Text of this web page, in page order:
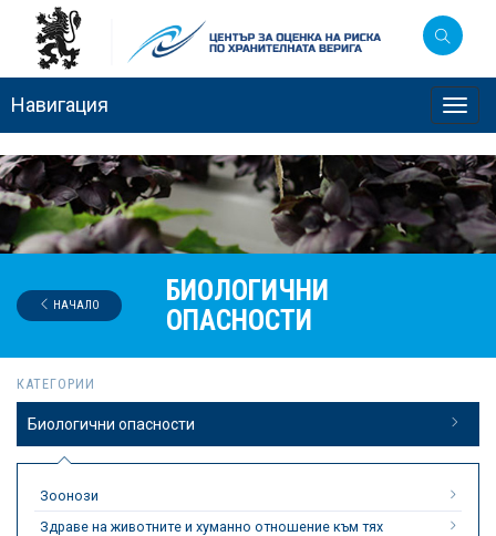
Навигация
БИОЛОГИЧНИ
ОПАСНОСТИ
НАЧАЛО
КАТЕГОРИИ
Биологични опасности
Зоонози
Здраве на животните и хуманно отношение към тях